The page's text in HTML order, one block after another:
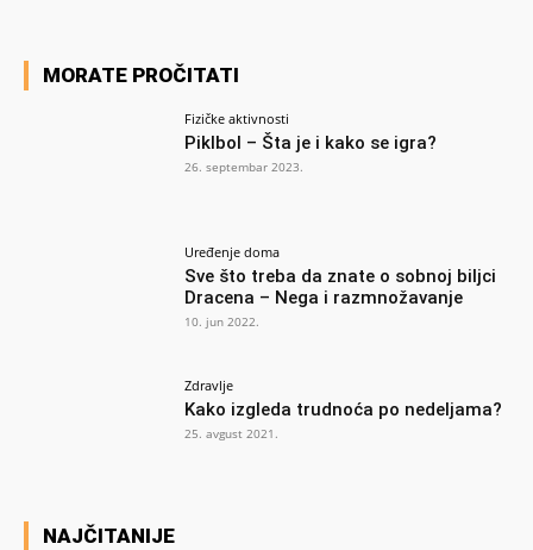
MORATE PROČITATI
Fizičke aktivnosti
Piklbol – Šta je i kako se igra?
26. septembar 2023.
Uređenje doma
Sve što treba da znate o sobnoj biljci
Dracena – Nega i razmnožavanje
10. jun 2022.
Zdravlje
Kako izgleda trudnoća po nedeljama?
25. avgust 2021.
NAJČITANIJE